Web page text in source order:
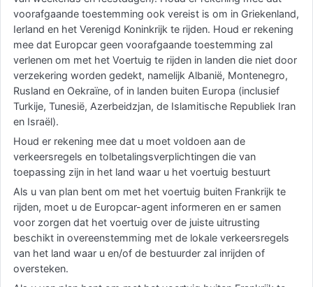
voorafgaande toestemming ook vereist is om in Griekenland,
Ierland en het Verenigd Koninkrijk te rijden. Houd er rekening
mee dat Europcar geen voorafgaande toestemming zal
verlenen om met het Voertuig te rijden in landen die niet door
verzekering worden gedekt, namelijk Albanië, Montenegro,
Rusland en Oekraïne, of in landen buiten Europa (inclusief
Turkije, Tunesië, Azerbeidzjan, de Islamitische Republiek Iran
en Israël).
Houd er rekening mee dat u moet voldoen aan de
verkeersregels en tolbetalingsverplichtingen die van
toepassing zijn in het land waar u het voertuig bestuurt
Als u van plan bent om met het voertuig buiten Frankrijk te
rijden, moet u de Europcar-agent informeren en er samen
voor zorgen dat het voertuig over de juiste uitrusting
beschikt in overeenstemming met de lokale verkeersregels
van het land waar u en/of de bestuurder zal inrijden of
oversteken.